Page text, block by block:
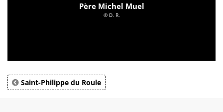
Père Michel Muel
© D. R.
Saint-Philippe du Roule